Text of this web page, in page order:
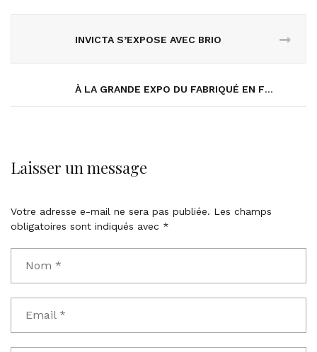
INVICTA S’EXPOSE AVEC BRIO
À LA GRANDE EXPO DU FABRIQUÉ EN FRANCE
Laisser un message
Votre adresse e-mail ne sera pas publiée. Les champs
obligatoires sont indiqués avec *